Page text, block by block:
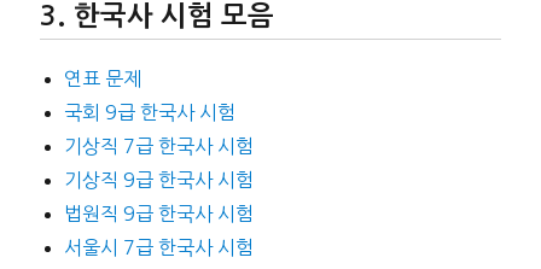
한국사 시험 모음
연표 문제
국회 9급 한국사 시험
기상직 7급 한국사 시험
기상직 9급 한국사 시험
법원직 9급 한국사 시험
서울시 7급 한국사 시험